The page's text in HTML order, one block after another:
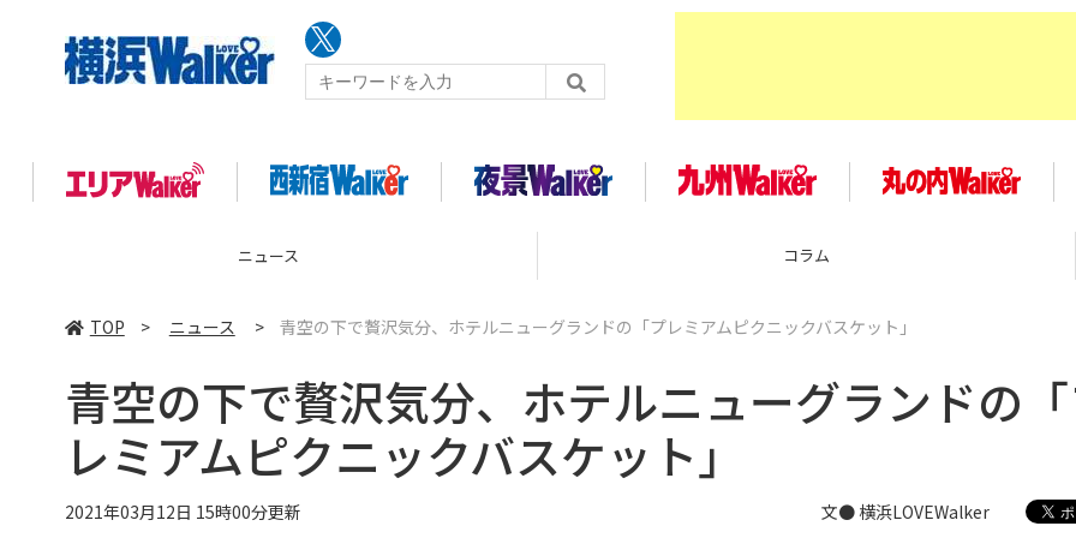
ニュース
TOP > ニュース > 青空の下で贅沢気分、ホテルニューグランドの「プレミアムピクニックバスケット」
青空の下で贅沢気分、ホテルニューグランドの
レミアムピクニックバスケット」
2021年03月12日 15時00分更新 文● 横浜LOVEWalker